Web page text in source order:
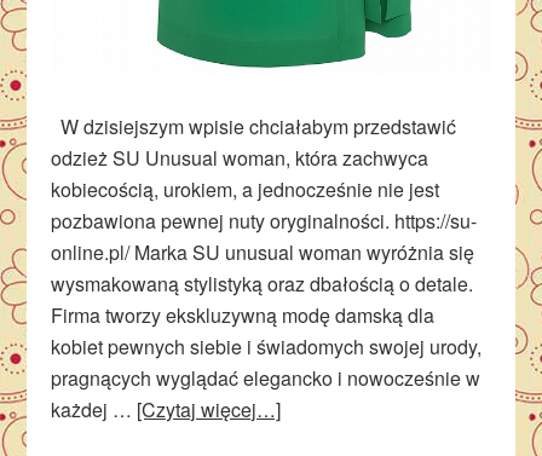
W dzisiejszym wpisie chciałabym przedstawić
odzież SU Unusual woman, która zachwyca
kobiecością, urokiem, a jednocześnie nie jest
pozbawiona pewnej nuty oryginalności. https://su-
online.pl/ Marka SU unusual woman wyróżnia się
wysmakowaną stylistyką oraz dbałością o detale.
Firma tworzy ekskluzywną modę damską dla
kobiet pewnych siebie i świadomych swojej urody,
pragnących wyglądać elegancko i nowocześnie w
każdej … [Czytaj więcej…]